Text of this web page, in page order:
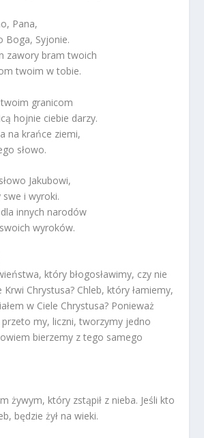
Pana,
Boga, Syjonie.
zawory bram twoich
twoim w tobie.
granicom
hojnie ciebie darzy.
na krańce ziemi,
słowo.
Jakubowi,
i wyroki.
innych narodów
wyroków.
który błogosławimy, czy nie
Krwi Chrystusa? Chleb, który łamiemy,
w Ciele Chrystusa? Ponieważ
my, liczni, tworzymy jedno
bierzemy z tego samego
żywym, który zstąpił z nieba. Jeśli kto
będzie żył na wieki.